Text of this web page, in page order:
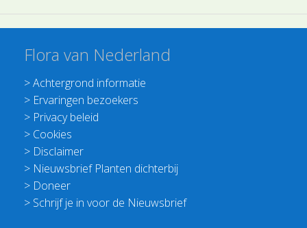
Flora van Nederland
>Achtergrond informatie
> Ervaringen bezoekers
> Privacy beleid
> Cookies
> Disclaimer
> Nieuwsbrief Planten dichterbij
> Doneer
> Schrijf je in voor de Nieuwsbrief